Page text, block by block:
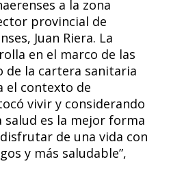
a la zona
provincial de
Juan Riera. La
en el marco de las
de la cartera sanitaria
el contexto de
vivir y considerando
salud es la mejor forma
de una vida con
y más saludable”,